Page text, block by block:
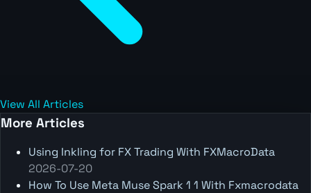
View All Articles
More Articles
Using Inkling for FX Trading With FXMacroData
2026-07-20
How To Use Meta Muse Spark 1 1 With Fxmacrodata